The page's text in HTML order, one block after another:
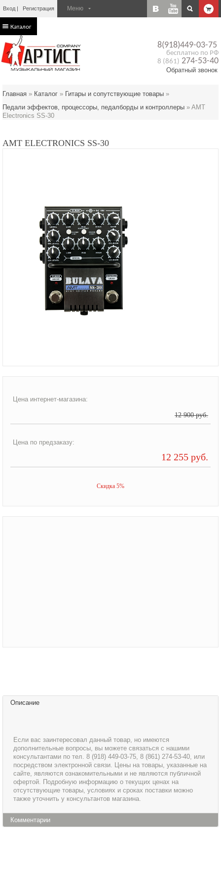
Вход Регистрация
8(918)449-03-75
бесплатно по РФ
8 (861) 274-53-40
Обратный звонок
Каталог
Главная » Каталог » Гитары и сопутствующие товары »
Педали эффектов, процессоры, педалборды и контроллеры » AMT
Electronics SS-30
AMT ELECTRONICS SS-30
Цена интернет-магазина:
12 900 руб.
Цена по предзаказу:
12 255 руб.
Скидка 5%
Описание
Если вас заинтересовал данный товар, но имеются
дополнительные вопросы, вы можете связаться с нашими
консультантами по тел. 8 (918) 449-03-75, 8 (861) 274-53-40, или
посредством электронной связи. Цены на товары, указанные на
сайте, являются ознакомительными и не являются публичной
офертой. Подробную информацию о текущих ценах на
отсутствующие товары, условиях и сроках поставки можно
также уточнить у консультантов магазина.
Комментарии